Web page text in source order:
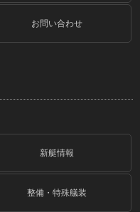
お問い合わせ
新艇情報
整備・特殊艤装